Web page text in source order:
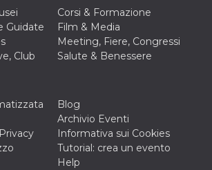
Corsi & Formazione
Guidate
Film & Media
Meeting, Fiere, Congressi
Club
Salute & Benessere
Blog
Archivio Eventi
Informativa sui Cookies
Tutorial: crea un evento
Help